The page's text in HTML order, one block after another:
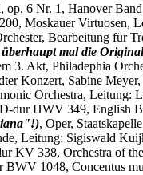
6 Nr. 1, Hanover
Moskauer Virtuosen,
Bearbeitung für
mal die
3. Akt, Philadephia
Konzert, Sabine
Orchestra, Leitung:
dur HWV 349, English
, Oper,
Leitung: Sigiswald
KV 338, Orchestra of
BWV 1048, Concentus